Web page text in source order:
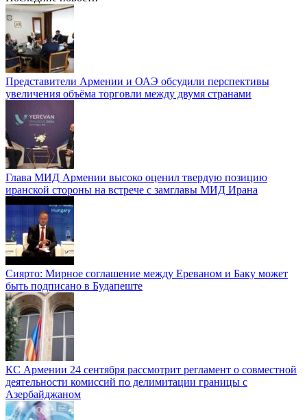
Представители Армении и ОАЭ обсудили перспективы
увеличения объёма торговли между двумя странами
Глава МИД Армении высоко оценил твердую позицию
иранской стороны на встрече с замглавы МИД Ирана
Сиярто: Мирное соглашение между Ереваном и Баку может
быть подписано в Будапеште
КС Армении 24 сентября рассмотрит регламент о совместной
деятельности комиссий по делимитации границы с
Азербайджаном